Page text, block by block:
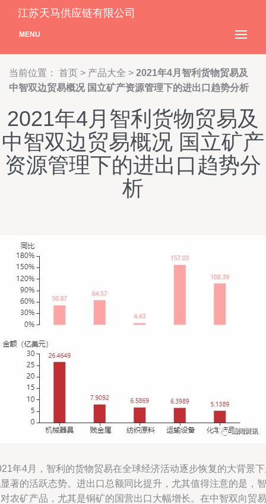
江苏天马供应链有限公司
MENU
当前位置： 首页 > 产品大全 > 2021年4月智利货物贸易及
中智双边贸易概况 国立矿产资源管理下的进出口趋势分析
2021年4月智利货物贸易及
中智双边贸易概况 国立矿产
资源管理下的进出口趋势分
析
年4月，智利的货物贸易在全球经济活动逐步恢复的大背景
著的活跃态势。进出口总额同比提升，尤其值得注意的是，智
农矿产品，尤其是铜矿的国营出口大幅增长。在中智双向贸易